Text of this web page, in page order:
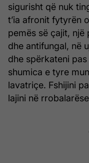
sigurisht që nuk
t’ia afronit fytyrën
pemës së çajit,
dhe antifungal, në
dhe spërkateni
shumica e tyre
lavatriçe. Fshijini
lajini në